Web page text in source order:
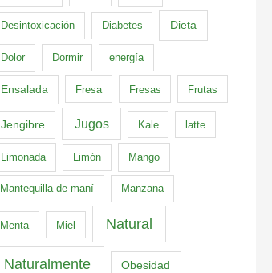
Desintoxicación Diabetes Dieta
Dolor Dormir energía
Ensalada Fresa Fresas Frutas
Jengibre Jugos Kale latte
Limonada Limón Mango
Mantequilla de maní Manzana
Menta Miel Natural
Naturalmente Obesidad